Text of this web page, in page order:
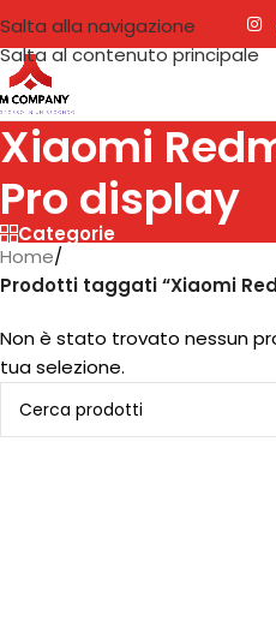
Salta alla navigazione
Salta al contenuto principale
Xiaomi
Pro display
Categorie
Home/
Prodotti taggati “Xiaomi
Non è stato trovato nessun
tua selezione.